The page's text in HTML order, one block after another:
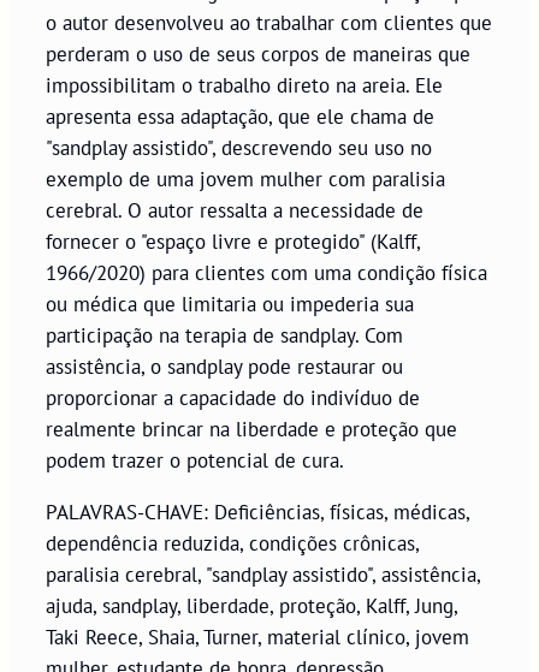
o autor desenvolveu ao trabalhar com clientes que
perderam o uso de seus corpos de maneiras que
impossibilitam o trabalho direto na areia. Ele
apresenta essa adaptação, que ele chama de
"sandplay assistido", descrevendo seu uso no
exemplo de uma jovem mulher com paralisia
cerebral. O autor ressalta a necessidade de
fornecer o "espaço livre e protegido" (Kalff,
1966/2020) para clientes com uma condição física
ou médica que limitaria ou impederia sua
participação na terapia de sandplay. Com
assistência, o sandplay pode restaurar ou
proporcionar a capacidade do indivíduo de
realmente brincar na liberdade e proteção que
podem trazer o potencial de cura.
PALAVRAS-CHAVE: Deficiências, físicas, médicas,
dependência reduzida, condições crônicas,
paralisia cerebral, "sandplay assistido", assistência,
ajuda, sandplay, liberdade, proteção, Kalff, Jung,
Taki Reece, Shaia, Turner, material clínico, jovem